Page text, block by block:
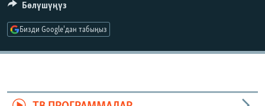
Бөлүшүңүз
Бизди Google'дан табыңыз